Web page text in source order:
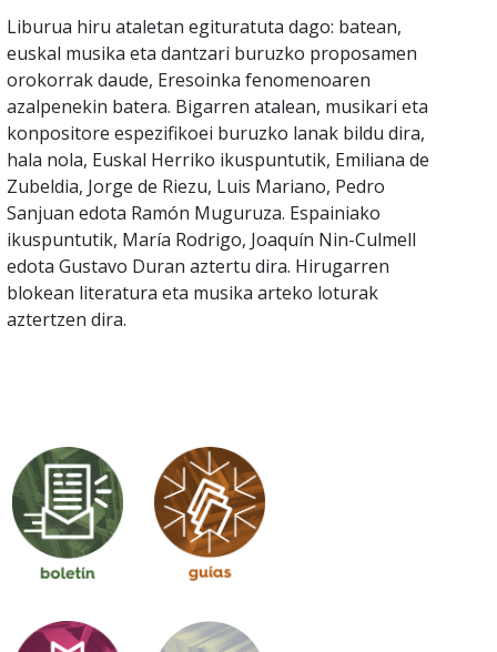
Liburua hiru ataletan egituratuta dago: batean,
euskal musika eta dantzari buruzko proposamen
orokorrak daude, Eresoinka fenomenoaren
azalpenekin batera. Bigarren atalean, musikari eta
konpositore espezifikoei buruzko lanak bildu dira,
hala nola, Euskal Herriko ikuspuntutik, Emiliana de
Zubeldia, Jorge de Riezu, Luis Mariano, Pedro
Sanjuan edota Ramón Muguruza. Espainiako
ikuspuntutik, María Rodrigo, Joaquín Nin-Culmell
edota Gustavo Duran aztertu dira. Hirugarren
blokean literatura eta musika arteko loturak
aztertzen dira.